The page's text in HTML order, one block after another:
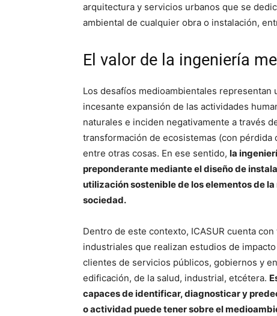
arquitectura y servicios urbanos que se
ambiental de cualquier obra o instalación,
El valor de la ingeniería
Los desafíos medioambientales
incesante expansión de las actividades
naturales e inciden negativamente a través
transformación de ecosistemas (con
entre otras cosas. En ese sentido, la
preponderante mediante el diseño de
utilización sostenible de los elementos de
sociedad.
Dentro de este contexto, ICASUR cuenta
industriales que realizan estudios de
clientes de servicios públicos, gobiernos y
edificación, de la salud, industrial, etcétera.
capaces de identificar, diagnosticar y
o actividad puede tener sobre el